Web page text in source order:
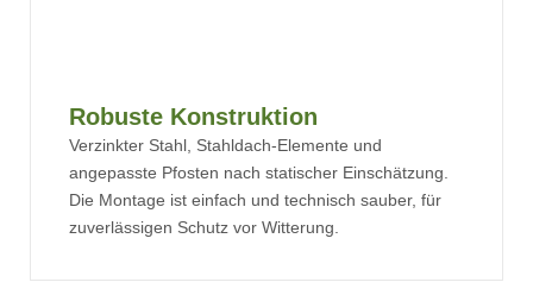
Robuste Konstruktion
Verzinkter Stahl, Stahldach-Elemente und
angepasste Pfosten nach statischer Einschätzung.
Die Montage ist einfach und technisch sauber, für
zuverlässigen Schutz vor Witterung.